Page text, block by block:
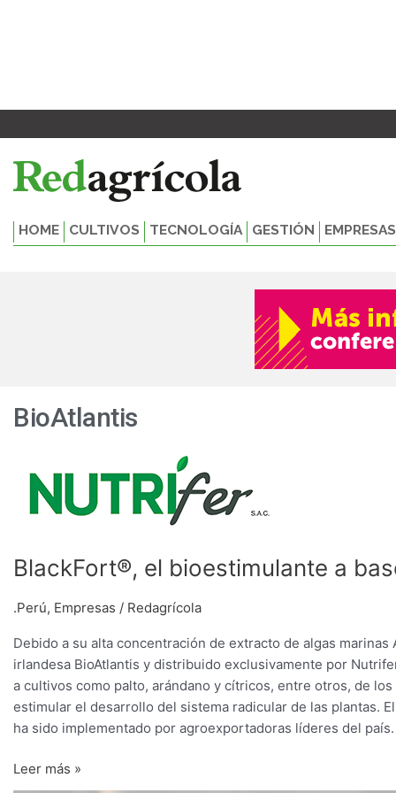
HOME CULTIVOS TECNOLOGÍA GESTIÓN EMPRESAS
BioAtlantis
BlackFort®, el bioestimulante a
.Perú, Empresas / Redagrícola
Debido a su alta concentración de extracto de algas
irlandesa BioAtlantis y distribuido exclusivamente por
a cultivos como palto, arándano y cítricos, entre otros, de
estimular el desarrollo del sistema radicular de las plantas.
ha sido implementado por agroexportadoras líderes del país.
bioestimulante
de
que
efecto
enraizante
Leer más »